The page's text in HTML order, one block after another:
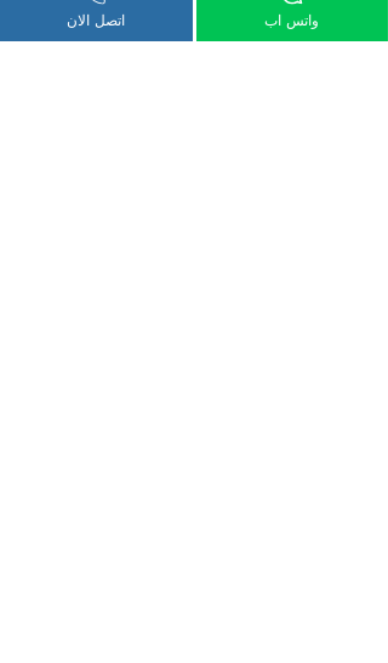
اتصل الان واتس اب